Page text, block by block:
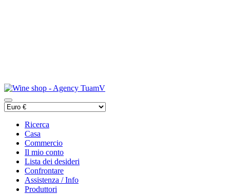
Ricerca
Casa
Commercio
Il mio conto
Lista dei desideri
Confrontare
Assistenza / Info
Produttori